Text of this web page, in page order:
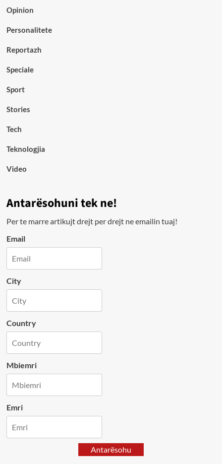
Opinion
Personalitete
Reportazh
Speciale
Sport
Stories
Tech
Teknologjia
Video
Antarësohuni tek ne!
Per te marre artikujt drejt per drejt ne emailin tuaj!
Email
City
Country
Mbiemri
Emri
Antarësohu